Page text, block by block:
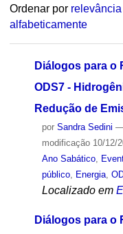
Ordenar por relevância
alfabeticamente
Diálogos para o
ODS7 -
Redução de
por Sandra Sedini
modificação10/12/
Ano Sabático,
público, Energia,
Localizado em
Diálogos para o